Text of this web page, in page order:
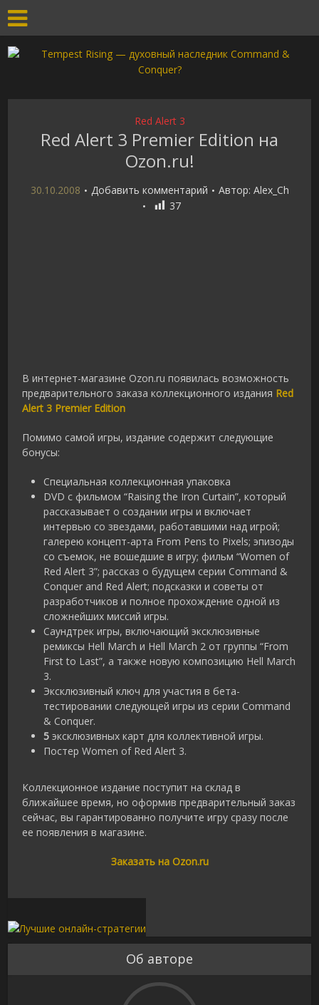
Red Alert 3
Red Alert 3 Premier Edition на
Ozon.ru!
30.10.2008 Добавить комментарий Автор: Alex_Ch
37
В интернет-магазине Ozon.ru появилась возможность
предварительного заказа коллекционного издания Red
Alert 3 Premier Edition
Помимо самой игры, издание содержит следующие
бонусы:
Специальная коллекционная упаковка
DVD с фильмом “Raising the Iron Curtain”, который
рассказывает о создании игры и включает
интервью со звездами, работавшими над игрой;
галерею концепт-арта From Pens to Pixels; эпизоды
со съемок, не вошедшие в игру; фильм “Women of
Red Alert 3”; рассказ о будущем серии Command &
Conquer and Red Alert; подсказки и советы от
разработчиков и полное прохождение одной из
сложнейших миссий игры.
Саундтрек игры, включающий эксклюзивные
ремиксы Hell March и Hell March 2 от группы “From
First to Last”, а также новую композицию Hell March
3.
Эксклюзивный ключ для участия в бета-
тестировании следующей игры из серии Command
& Conquer.
5 эксклюзивных карт для коллективной игры.
Постер Women of Red Alert 3.
Коллекционное издание поступит на склад в
ближайшее время, но оформив предварительный заказ
сейчас, вы гарантированно получите игру сразу после
ее появления в магазине.
Заказать на Ozon.ru
Об авторе